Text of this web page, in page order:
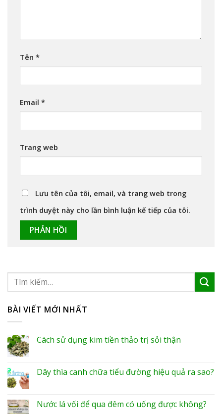
Tên *
Email *
Trang web
Lưu tên của tôi, email, và trang web trong
trình duyệt này cho lần bình luận kế tiếp của tôi.
BÀI VIẾT MỚI NHẤT
Cách sử dụng kim tiền thảo trị sỏi thận
Dây thìa canh chữa tiểu đường hiệu quả ra sao?
Nước lá vối để qua đêm có uống được không?